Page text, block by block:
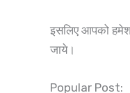
इसलिए आपको
जाये।
Popular Post: